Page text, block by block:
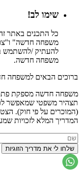
שימו לב!
כל התכנים באתר זה
משפחה חדשה"
להעתיק /להשתמש
משפחה חדשה.
ברוכים הבאים למשפחה
משפחה חדשה מספקת
תצהיר משפטי שמאפשר
(המוכרים על פי חוק).
המדריך המלא לזכויות